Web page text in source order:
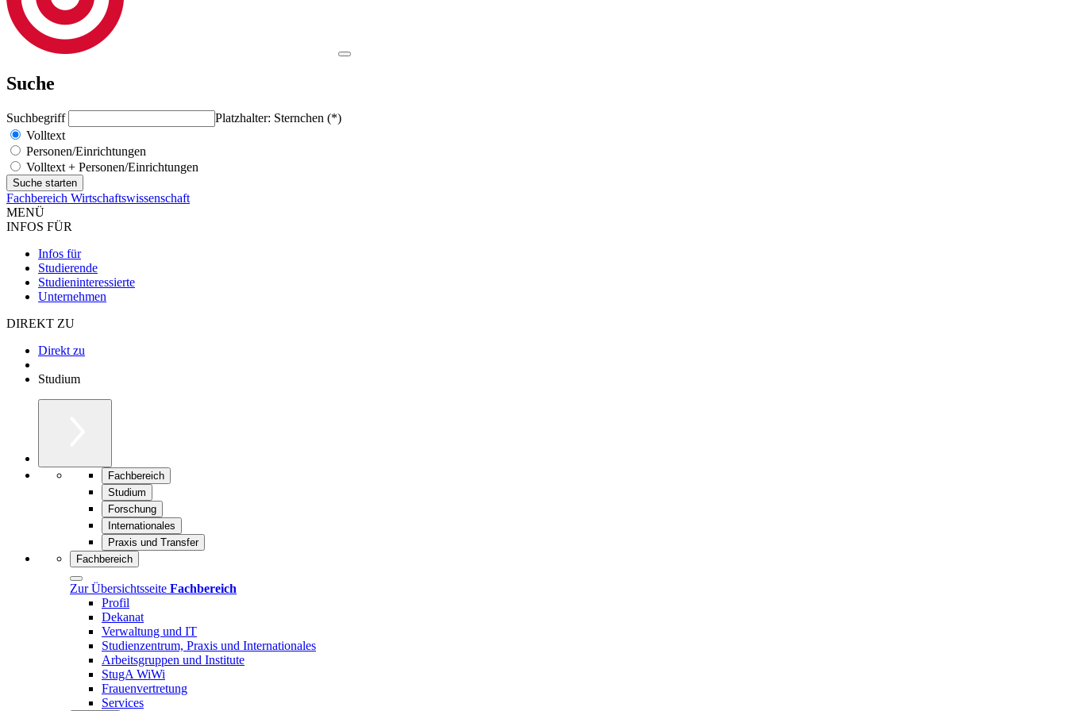
Suche
Suchbegriff
Platzhalter: Sternchen (*)
Volltext
Personen/Einrichtungen
Volltext + Personen/Einrichtungen
Fachbereich Wirtschaftswissenschaft
MENÜ
INFOS FÜR
Infos für
Studierende
Studieninteressierte
Unternehmen
DIREKT ZU
Direkt zu
Studium
Fachbereich
Studium
Forschung
Internationales
Praxis und Transfer
Fachbereich
Zur Übersichtsseite Fachbereich
Profil
Dekanat
Verwaltung und IT
Studienzentrum, Praxis und Internationales
Arbeitsgruppen und Institute
StugA WiWi
Frauenvertretung
Services